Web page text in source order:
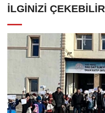
İLGINIZI ÇEKEBILIR